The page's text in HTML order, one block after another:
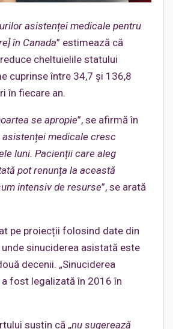
asistenței medicale pentru
în Canada” estimează că
cheltuielile statului
cuprinse între 34,7 și 136,8
în fiecare an.
se apropie”, se afirmă în
medicale cresc
luni. Pacienții care aleg
pot renunța la această
intensiv de resurse”, se arată
pe proiecții folosind date din
unde sinuciderea asistată este
decenii. „Sinuciderea
a fost legalizată în 2016 în
susțin că „nu sugerează